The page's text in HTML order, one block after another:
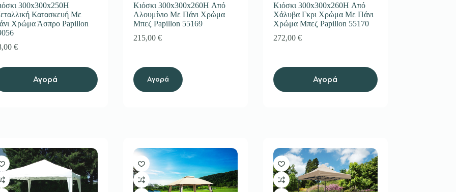
300x300x250H
Κατασκευή Με
Χρώμα Άσπρο Papillon
€
Αγορά
Κιόσκι 300x300x260H Από
Αλουμίνιο Με Πάνι Χρώμα
Μπεζ Papillon 55169
215,00 €
Αγορά
Κιόσκι 300x300x260H Από
Χάλυβα Γκρι Χρώμα Με Πάνι
Χρώμα Μπεζ Papillon 55170
272,00 €
Αγορά